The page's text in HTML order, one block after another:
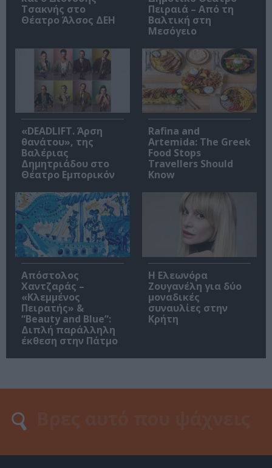
Τσακνής στο
Θέατρο Άλσος ΔΕΗ
Πειραιά – Από τη
Βαλτική στη
Μεσόγειο
«DEADLIFT. Άρση
θανάτου», της
Βαλέριας
Δημητριάδου στο
Θέατρο Εμπορικόν
Rafina and
Artemida: The Greek
Food Stops
Travellers Should
Know
Απόστολος
Χαντζαράς –
«Κλεμμένος
Πειρατής» &
“Beauty and Blue”:
Διπλή παράλληλη
έκθεση στην Πάτμο
Η Ελεωνόρα
Ζουγανέλη για δύο
μοναδικές
συναυλίες στην
Κρήτη